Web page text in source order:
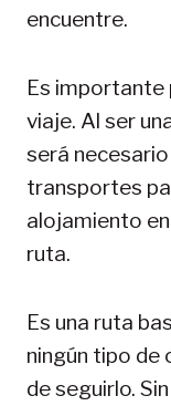
encuentre.
Es importante
viaje. Al ser
será
transportes
alojamiento
ruta.
Es una ruta
ningún tipo de
de seguirlo.